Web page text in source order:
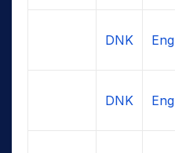
DNK
DNK